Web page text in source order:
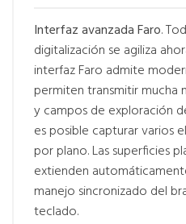
Interfaz avanzada Faro.
digitalización se agiliza
interfaz Faro admite
permiten transmitir mucha
y campos de exploración
es posible capturar varios
por plano. Las superficies
extienden
manejo sincronizado del
teclado.